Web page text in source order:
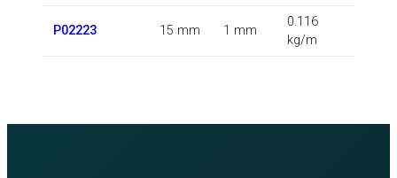
P02223 15 mm 1 mm
0.116
kg/m